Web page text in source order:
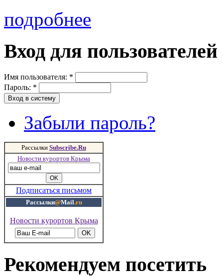
подробнее
Вход для пользователей
Имя пользователя: *
Пароль: *
Забыли пароль?
Рассылки Subscribe.Ru
Новости курортов Крыма
Подписаться письмом
Рассылки@Mail.ru
Новости курортов Крыма
Рекомендуем посетить